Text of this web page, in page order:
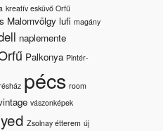
kreatív esküvő Orfű
Malomvölgy lufi magány
naplemente
Palkonya Pintér-
pécs room
vászonképek
Zsolnay étterem új